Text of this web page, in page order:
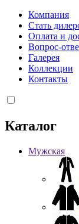
Компания
Стать
Оплата и
Вопрос-
Галерея
Коллекции
Контакты
Каталог
Мужская